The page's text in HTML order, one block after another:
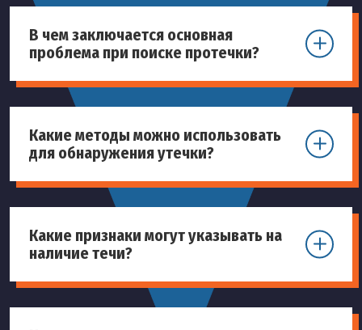
В чем заключается основная
проблема при поиске протечки?
Какие методы можно использовать
для обнаружения утечки?
Какие признаки могут указывать на
наличие течи?